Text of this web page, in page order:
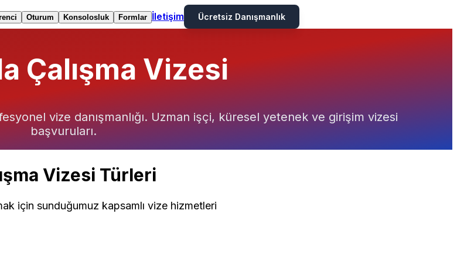
Oturum Konsolosluk Formlar İletişim Ücretsiz Danışmanlık
Çalışma Vizesi
vize danışmanlığı. Uzman işçi, küresel yetenek ve girişim vizesi
başvuruları.
Vizesi Türleri
için sunduğumuz kapsamlı vize hizmetleri